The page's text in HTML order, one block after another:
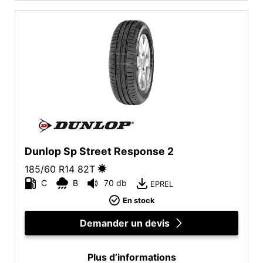
Dunlop Sp Street Response 2
185/60 R14 82T
C B 70 db
EPREL
En stock
Demander un devis
Plus d’informations